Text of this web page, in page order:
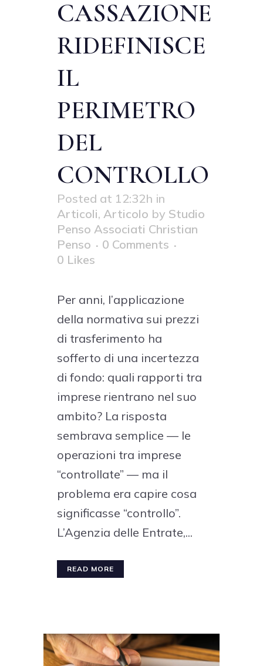
CASSAZIONE
RIDEFINISCE
IL
PERIMETRO
DEL
CONTROLLO
Posted at 12:32h in
Articoli, Articolo by Studio
Penso Associati Christian
Penso
0 Comments
0 Likes
Per anni, l’applicazione
della normativa sui prezzi
di trasferimento ha
sofferto di una incertezza
di fondo: quali rapporti tra
imprese rientrano nel suo
ambito? La risposta
sembrava semplice — le
operazioni tra imprese
“controllate” — ma il
problema era capire cosa
significasse “controllo”.
L’Agenzia delle Entrate,...
READ MORE